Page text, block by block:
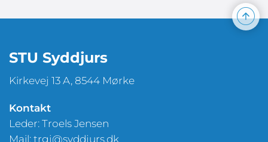
STU Syddjurs
Kirkevej 13 A, 8544 Mørke
Kontakt
Leder: Troels Jensen
Mail: trgj@syddjurs.dk